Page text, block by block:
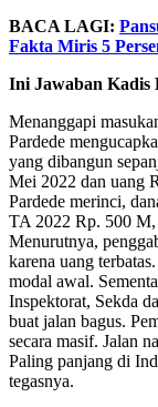
BACA LAGI:
Fakta Miris 5
Ini Jawaban Kadis
Menanggapi
Pardede
yang dibangun
Mei 2022 dan uang
Pardede merinci,
TA 2022 Rp. 500
Menurutnya,
karena uang
modal awal.
Inspektorat, Sekda
buat jalan bagus.
secara masif. Jalan
Paling panjang di
tegasnya.